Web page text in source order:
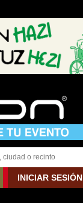
INICIAR SESIÓN